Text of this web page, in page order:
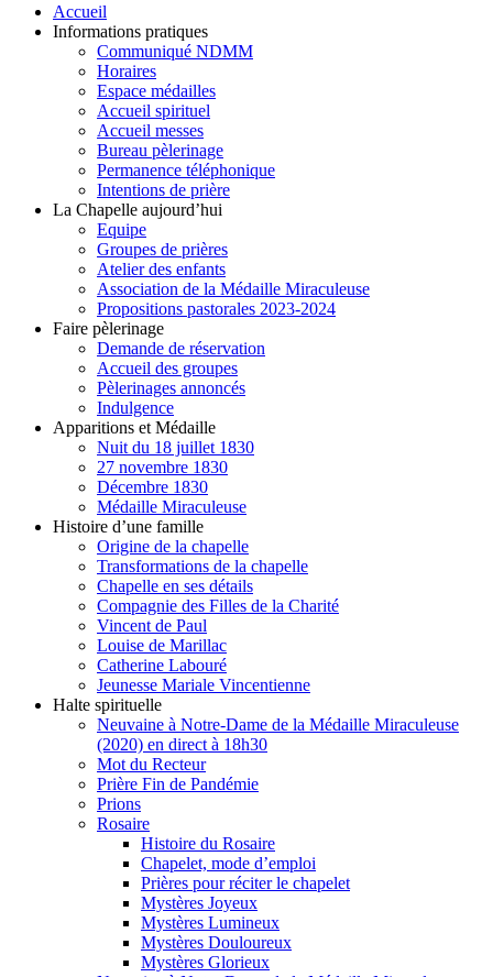
Accueil
Informations pratiques
Communiqué NDMM
Horaires
Espace médailles
Accueil spirituel
Accueil messes
Bureau pèlerinage
Permanence téléphonique
Intentions de prière
La Chapelle aujourd’hui
Equipe
Groupes de prières
Atelier des enfants
Association de la Médaille Miraculeuse
Propositions pastorales 2023-2024
Faire pèlerinage
Demande de réservation
Accueil des groupes
Pèlerinages annoncés
Indulgence
Apparitions et Médaille
Nuit du 18 juillet 1830
27 novembre 1830
Décembre 1830
Médaille Miraculeuse
Histoire d’une famille
Origine de la chapelle
Transformations de la chapelle
Chapelle en ses détails
Compagnie des Filles de la Charité
Vincent de Paul
Louise de Marillac
Catherine Labouré
Jeunesse Mariale Vincentienne
Halte spirituelle
Neuvaine à Notre-Dame de la Médaille Miraculeuse
(2020) en direct à 18h30
Mot du Recteur
Prière Fin de Pandémie
Prions
Rosaire
Histoire du Rosaire
Chapelet, mode d’emploi
Prières pour réciter le chapelet
Mystères Joyeux
Mystères Lumineux
Mystères Douloureux
Mystères Glorieux